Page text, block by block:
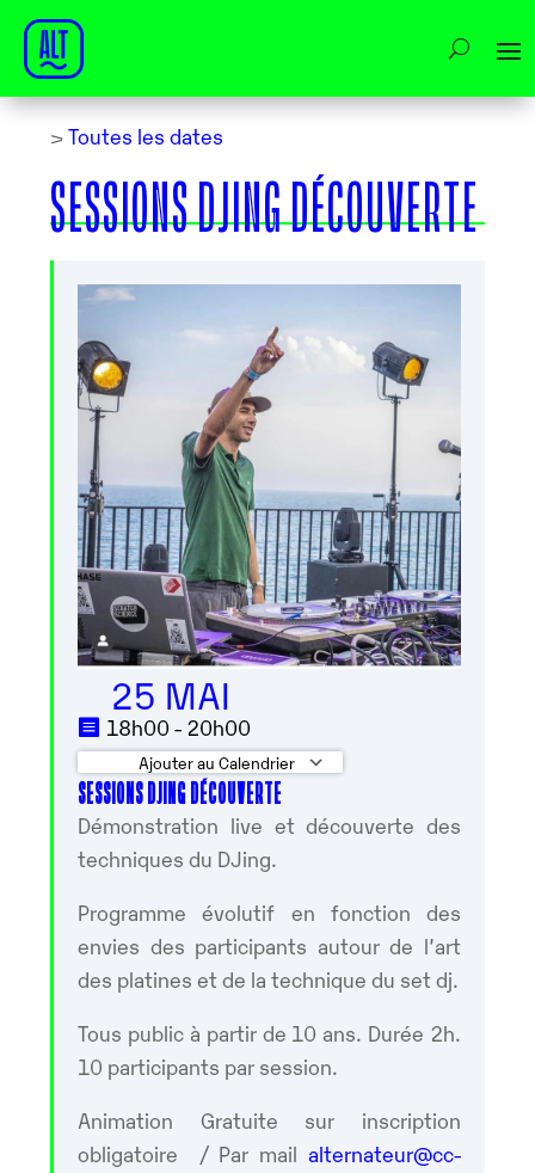
> Toutes les dates
SESSIONS DJING DÉCOUVERTE
25 MAI
18h00 - 20h00
Ajouter au Calendrier
Télécharger ICS
SESSIONS DJING DÉCOUVERTE
Démonstration live et découverte des
techniques du DJing.
Programme évolutif en fonction des
envies des participants autour de l’art
des platines et de la technique du set dj.
Tous public à partir de 10 ans. Durée 2h.
10 participants par session.
Animation Gratuite sur inscription
obligatoire / Par mail alternateur@cc-